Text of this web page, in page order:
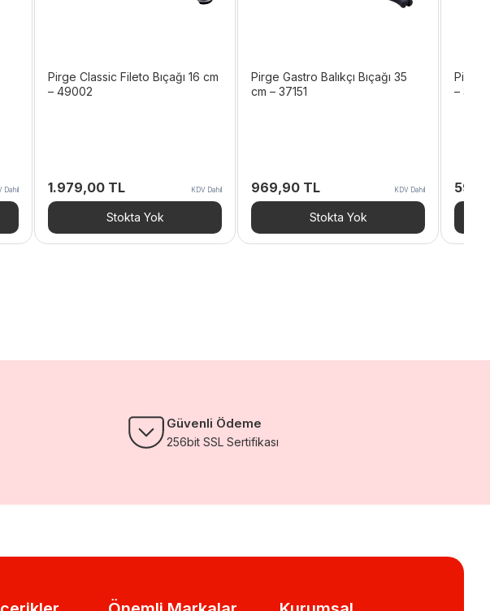
Dahil
Pirge Classic Fileto Bıçağı 16 cm
– 49002
1.979,00 TL KDV Dahil
Stokta Yok
Pirge Gastro Balıkçı Bıçağı 35
cm – 37151
969,90 TL KDV Dahil
Stokta Yok
Pirge
–
Güvenli Ödeme
256bit SSL Sertifikası